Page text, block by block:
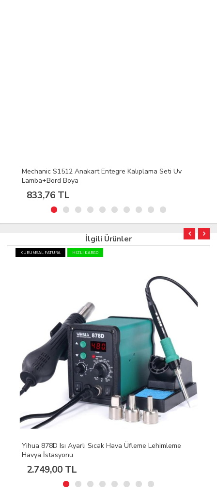
iPhone 7 Plus Cpu Nand Flah Bga Entegre Kalıbı P3063
239,04 TL
İlgili Ürünler
KURUMSAL FATURA HIZLI KARGO
S160 Isıya Dayanıklı Silikon Ped Mıknatıslı Tamir Pedi
45cmX30cm
468,96 TL